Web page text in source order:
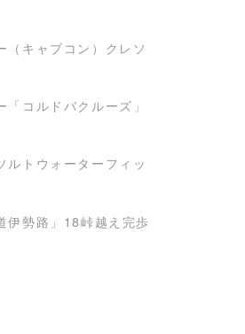
キャブコン）クレソ
コルドバクルーズ」
トウォーターフィッ
勢路」18峠越え完歩